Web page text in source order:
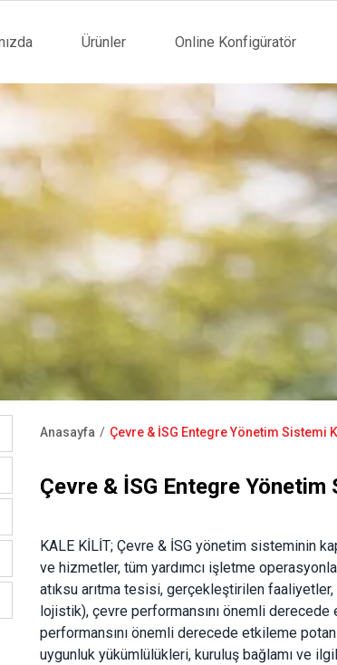
Ürünler Online Konfigüratör
yolu
Anasayfa Çevre & İSG Entegre Yönetim Sistemi
Çevre & İSG Entegre Yönetim
KALE KİLİT; Çevre & İSG yönetim sisteminin
ve hizmetler, tüm yardımcı işletme
atıksu arıtma tesisi, gerçekleştirilen
lojistik), çevre performansını önemli
performansını önemli derecede etkileme
uygunluk yükümlülükleri, kuruluş bağlamı ve